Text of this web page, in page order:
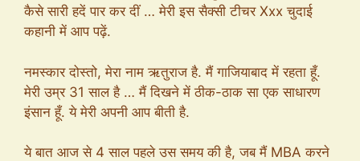
कैसे सारी हदें पार कर दीं … मेरी इस सैक्सी टीचर Xxx चुदाई
कहानी में आप पढ़ें.
नमस्कार दोस्तो, मेरा नाम ऋतुराज है. मैं गाजियाबाद में रहता हूँ.
मेरी उम्र 31 साल है … मैं दिखने में ठीक-ठाक सा एक साधारण
इंसान हूँ. ये मेरी अपनी आप बीती है.
ये बात आज से 4 साल पहले उस समय की है, जब मैं MBA करने